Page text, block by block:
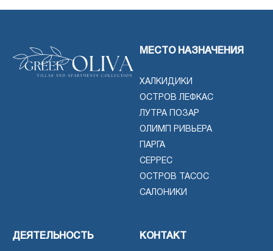
МЕСТО НАЗНАЧЕНИЯ
ХАЛКИДИКИ
ОСТРОВ ЛЕФКАС
ЛУТРА ПОЗАР
ОЛИМП РИВЬЕРА
ПАРГА
СЕРРЕС
ОСТРОВ ТАСОС
САЛОНИКИ
ДЕЯТЕЛЬНОСТЬ КОНТАКТ